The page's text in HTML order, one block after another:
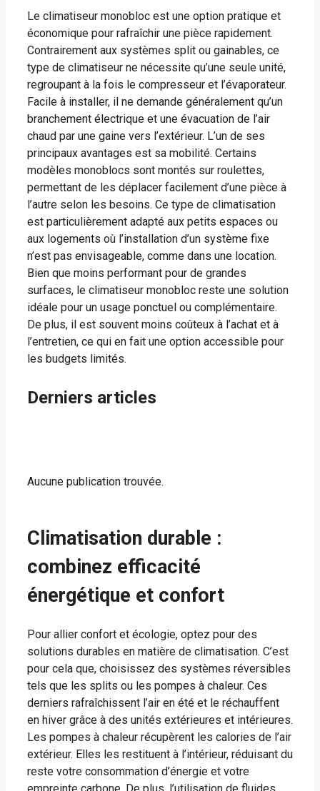
Le climatiseur monobloc est une option pratique et
économique pour rafraîchir une pièce rapidement.
Contrairement aux systèmes split ou gainables, ce
type de climatiseur ne nécessite qu’une seule unité,
regroupant à la fois le compresseur et l’évaporateur.
Facile à installer, il ne demande généralement qu’un
branchement électrique et une évacuation de l’air
chaud par une gaine vers l’extérieur. L’un de ses
principaux avantages est sa mobilité. Certains
modèles monoblocs sont montés sur roulettes,
permettant de les déplacer facilement d’une pièce à
l’autre selon les besoins. Ce type de climatisation
est particulièrement adapté aux petits espaces ou
aux logements où l’installation d’un système fixe
n’est pas envisageable, comme dans une location.
Bien que moins performant pour de grandes
surfaces, le climatiseur monobloc reste une solution
idéale pour un usage ponctuel ou complémentaire.
De plus, il est souvent moins coûteux à l’achat et à
l’entretien, ce qui en fait une option accessible pour
les budgets limités.
Derniers articles
Aucune publication trouvée.
Climatisation durable :
combinez efficacité
énergétique et confort
Pour allier confort et écologie, optez pour des
solutions durables en matière de climatisation. C’est
pour cela que, choisissez des systèmes réversibles
tels que les splits ou les pompes à chaleur. Ces
derniers rafraîchissent l’air en été et le réchauffent
en hiver grâce à des unités extérieures et intérieures.
Les pompes à chaleur récupèrent les calories de l’air
extérieur. Elles les restituent à l’intérieur, réduisant du
reste votre consommation d’énergie et votre